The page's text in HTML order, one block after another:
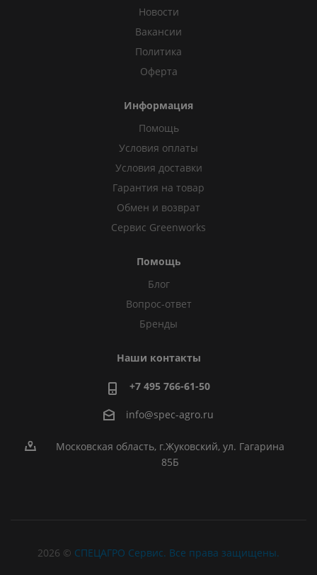
Новости
Вакансии
Политика
Оферта
Информация
Помощь
Условия оплаты
Условия доставки
Гарантия на товар
Обмен и возврат
Сервис Greenworks
Помощь
Блог
Вопрос-ответ
Бренды
Наши контакты
+7 495 766-61-50
info@spec-agro.ru
Московская область, г.Жуковский, ул. Гагарина
85Б
2026 © СПЕЦАГРО Сервис. Все права защищены.